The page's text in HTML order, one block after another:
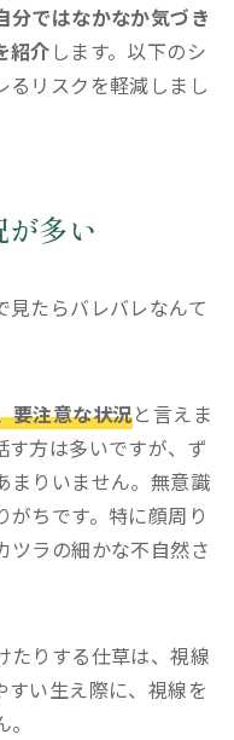
分ではなかなか気づき
紹介 します。以下のシ
るリスクを軽減しまし
多い
見たらバレバレなんて
要注意な状況と言えま
す方は多いですが、ず
まりいません。無意識
ちです。特に顔周り
ツラの細かな不自然さ
たりする仕草は、視線
すい生え際に、視線を